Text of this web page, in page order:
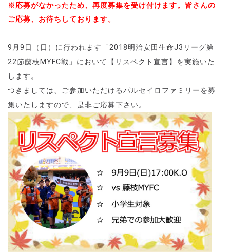
※応募がなかったため、再度募集を受け付けます。皆さんの
ご応募、お待ちしております。
9月9 日（日）に行われます「 2018明治安田生命J3 リーグ第
22節藤枝MYFC戦」 において【リスペクト宣言】を実施いた
します。
つきましては、ご参加いただけるパルセイロファミリーを募
集いたしますので、是非ご応募下さい。